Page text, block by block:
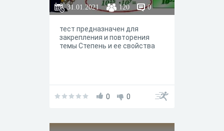
31.01.2021 120 0
тест предназначен для
закрепления и повторения
темы Степень и ее свойства
0 0